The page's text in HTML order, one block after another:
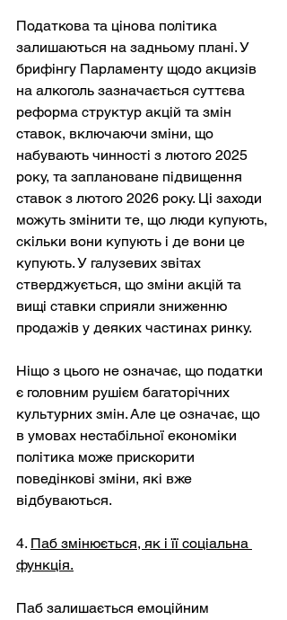
Податкова та цінова політика
залишаються на задньому плані. У
брифінгу Парламенту щодо акцизів
на алкоголь зазначається суттєва
реформа структур акцій та змін
ставок, включаючи зміни, що
набувають чинності з лютого 2025
року, та заплановане підвищення
ставок з лютого 2026 року. Ці заходи
можуть змінити те, що люди купують,
скільки вони купують і де вони це
купують. У галузевих звітах
стверджується, що зміни акцій та
вищі ставки сприяли зниженню
продажів у деяких частинах ринку.
Ніщо з цього не означає, що податки
є головним рушієм багаторічних
культурних змін. Але це означає, що
в умовах нестабільної економіки
політика може прискорити
поведінкові зміни, які вже
відбуваються.
4. Паб змінюється, як і її соціальна
функція.
Паб залишається емоційним